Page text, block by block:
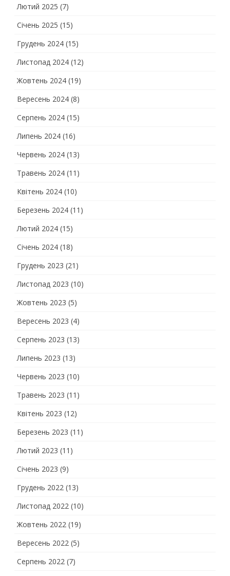
Лютий 2025 (7)
Січень 2025 (15)
Грудень 2024 (15)
Листопад 2024 (12)
Жовтень 2024 (19)
Вересень 2024 (8)
Серпень 2024 (15)
Липень 2024 (16)
Червень 2024 (13)
Травень 2024 (11)
Квітень 2024 (10)
Березень 2024 (11)
Лютий 2024 (15)
Січень 2024 (18)
Грудень 2023 (21)
Листопад 2023 (10)
Жовтень 2023 (5)
Вересень 2023 (4)
Серпень 2023 (13)
Липень 2023 (13)
Червень 2023 (10)
Травень 2023 (11)
Квітень 2023 (12)
Березень 2023 (11)
Лютий 2023 (11)
Січень 2023 (9)
Грудень 2022 (13)
Листопад 2022 (10)
Жовтень 2022 (19)
Вересень 2022 (5)
Серпень 2022 (7)